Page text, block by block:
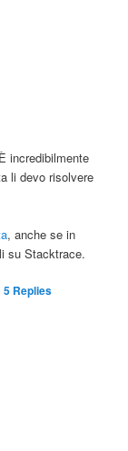
incredibilmente
li devo risolvere
, anche se in
su Stacktrace.
|5 Replies